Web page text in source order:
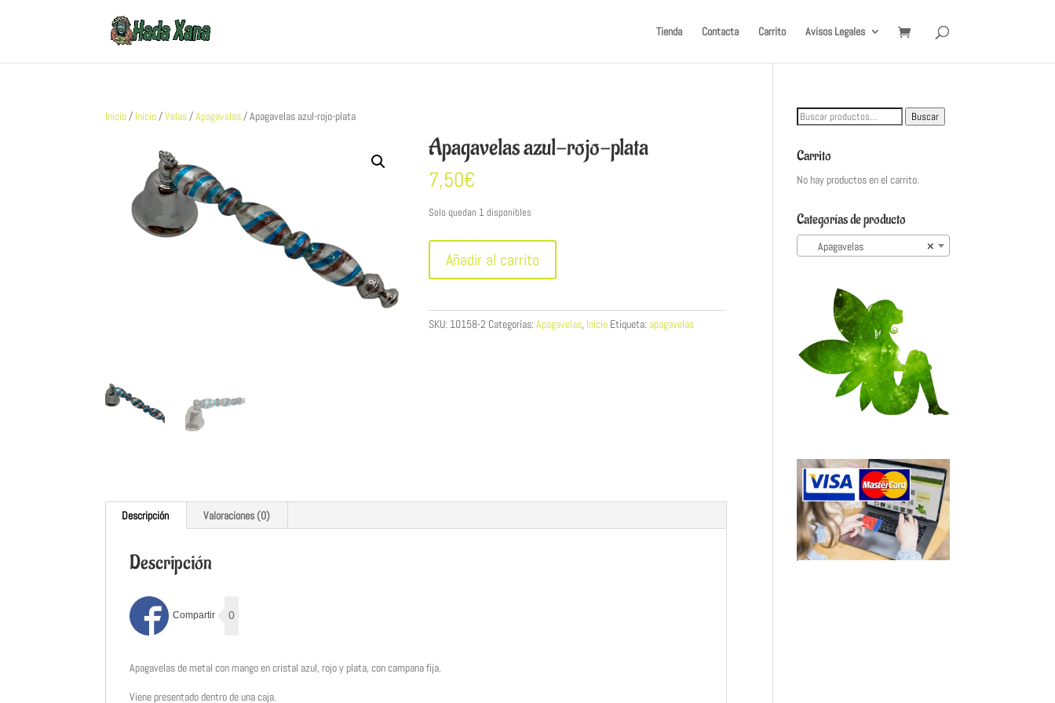
Tienda Contacta Carrito Avisos Legales
Inicio/ Inicio/Velas/Apagavelas/ Apagavelas azul-rojo-plata
Apagavelas azul-rojo-plata
7,50€
Solo quedan 1 disponibles
azul-
rojo-
cantidad
Añadir al carrito
SKU: 10158-2 Categorías:Apagavelas, Inicio Etiqueta: apagavelas
Descripción Valoraciones (0)
Descripción
0
Apagavelas de metal con mango en cristal azul, rojo y plata, con campana fija.
Viene presentado dentro de una caja.
Buscar
Buscar
Carrito
No hay productos en el carrito.
Categorías de producto
×
Apagavelas